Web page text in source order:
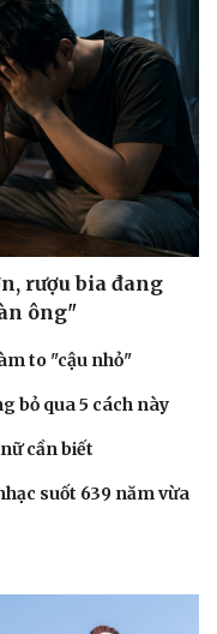
rượu bia đang
ông"
to "cậu nhỏ"
bỏ qua 5 cách này
cần biết
suốt 639 năm vừa